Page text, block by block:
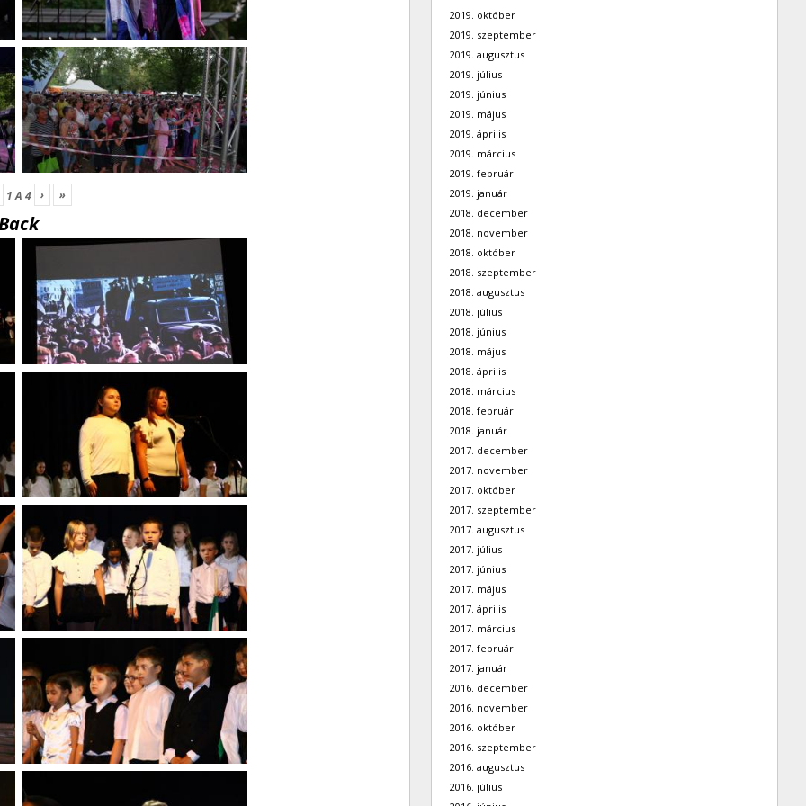
1A 4 › »
2019. október
2019. szeptember
2019. augusztus
2019. július
2019. június
2019. május
2019. április
2019. március
2019. február
2019. január
2018. december
2018. november
2018. október
2018. szeptember
2018. augusztus
2018. július
2018. június
2018. május
2018. április
2018. március
2018. február
2018. január
2017. december
2017. november
2017. október
2017. szeptember
2017. augusztus
2017. július
2017. június
2017. május
2017. április
2017. március
2017. február
2017. január
2016. december
2016. november
2016. október
2016. szeptember
2016. augusztus
2016. július